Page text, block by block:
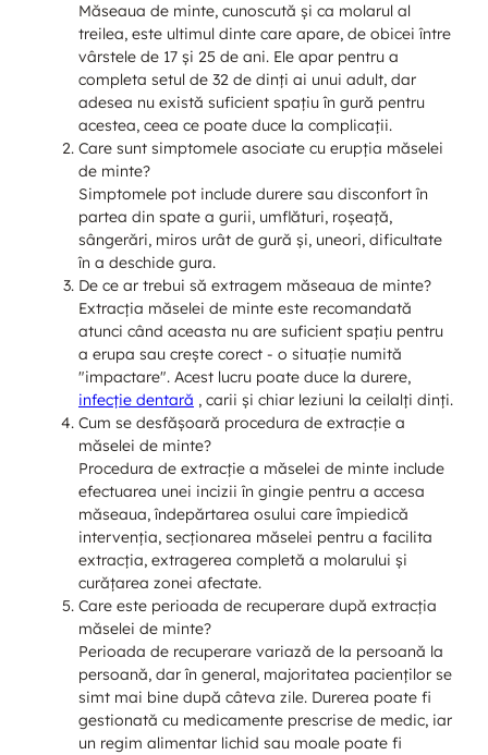
Măseaua de minte, cunoscută și ca molarul al
treilea, este ultimul dinte care apare, de obicei între
vârstele de 17 și 25 de ani. Ele apar pentru a
completa setul de 32 de dinți ai unui adult, dar
adesea nu există suficient spațiu în gură pentru
acestea, ceea ce poate duce la complicații.
Care sunt simptomele asociate cu erupția măselei
de minte?
Simptomele pot include durere sau disconfort în
partea din spate a gurii, umflături, roșeață,
sângerări, miros urât de gură și, uneori, dificultate
în a deschide gura.
De ce ar trebui să extragem măseaua de minte?
Extracția măselei de minte este recomandată
atunci când aceasta nu are suficient spațiu pentru
a erupa sau crește corect - o situație numită
"impactare". Acest lucru poate duce la durere,
infecție dentară , carii și chiar leziuni la ceilalți dinți.
Cum se desfășoară procedura de extracție a
măselei de minte?
Procedura de extracție a măselei de minte include
efectuarea unei incizii în gingie pentru a accesa
măseaua, îndepărtarea osului care împiedică
intervenția, secționarea măselei pentru a facilita
extracția, extragerea completă a molarului și
curățarea zonei afectate.
Care este perioada de recuperare după extracția
măselei de minte?
Perioada de recuperare variază de la persoană la
persoană, dar în general, majoritatea pacienților se
simt mai bine după câteva zile. Durerea poate fi
gestionată cu medicamente prescrise de medic, iar
un regim alimentar lichid sau moale poate fi